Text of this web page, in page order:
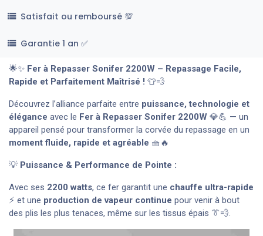
Satisfait ou remboursé 💯
Garantie 1 an ✅
🌟✨ Fer à Repasser Sonifer 2200W – Repassage Facile,
Rapide et Parfaitement Maîtrisé ! 👕💨
Découvrez l’alliance parfaite entre puissance, technologie et
élégance avec le Fer à Repasser Sonifer 2200W 💎💪 — un
appareil pensé pour transformer la corvée du repassage en un
moment fluide, rapide et agréable 🧺🔥
💡 Puissance & Performance de Pointe :
Avec ses 2200 watts, ce fer garantit une chauffe ultra-rapide
⚡ et une production de vapeur continue pour venir à bout
des plis les plus tenaces, même sur les tissus épais 👔💨.